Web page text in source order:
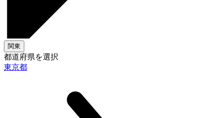
関東
都道府県を選択
東京都